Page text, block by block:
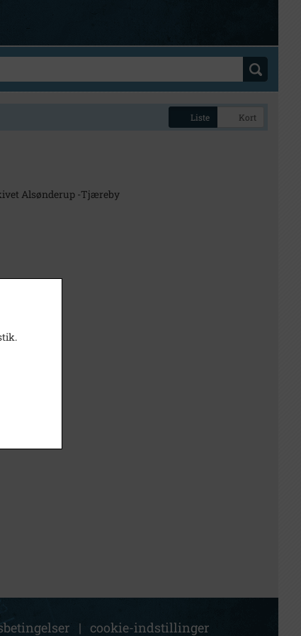
Liste Kort
Alsønderup -Tjæreby
| cookie-indstillinger